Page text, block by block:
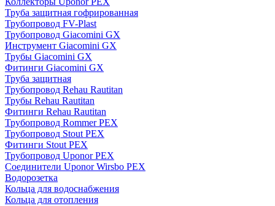
Труба защитная гофрированная
Трубопровод FV-Plast
Трубопровод Giacomini GX
Инструмент Giacomini GX
Трубы Giacomini GX
Фитинги Giacomini GX
Труба защитная
Трубопровод Rehau Rautitan
Трубы Rehau Rautitan
Фитинги Rehau Rautitan
Трубопровод Rommer PEX
Трубопровод Stout PEX
Фитинги Stout PEX
Трубопровод Uponor PEX
Соединители Uponor Wirsbo PEX
Водорозетка
Кольца для водоснабжения
Кольца для отопления